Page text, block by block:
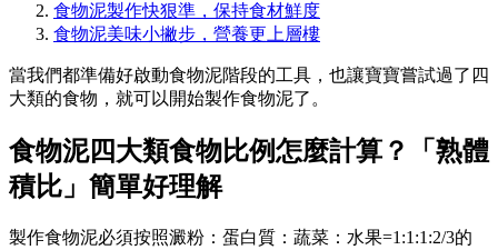
食物泥製作快狠準，保持食材鮮度
食物泥美味小撇步，營養更上層樓
當我們都準備好啟動食物泥階段的工具，也讓寶寶嘗試過了四
大類的食物，就可以開始製作食物泥了。
食物泥四大類食物比例怎麼計算？「熟體
積比」簡單好理解
製作食物泥必須按照澱粉：蛋白質：蔬菜：水果=1:1:1:2/3的